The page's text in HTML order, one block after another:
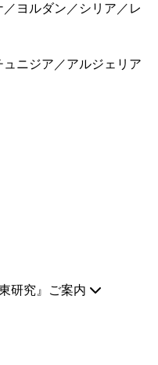
ヨルダン／シリア／レ
ニジア／アルジェリア
東研究』ご案内